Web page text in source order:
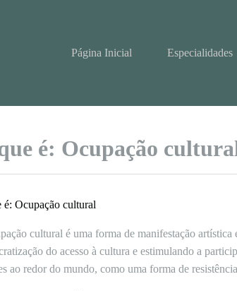
Página Inicial Especialidades
é: Ocupação
é: Ocupação cultural
cultural é uma forma de manifestação
do acesso à cultura e estimulando a
ao redor do mundo, como uma forma de